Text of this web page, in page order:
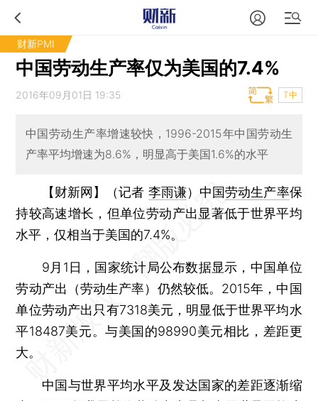
财新PMI
中国劳动生产率仅为美国的7.4%
2016年09月01日 19:35 T中
中国劳动生产率增速较快，1996-2015年中国劳动生
产率平均增速为8.6%，明显高于美国1.6%的水平
【财新网】（记者 李雨谦） 中国劳动生产率保
持较高速增长，但单位劳动产出显著低于世界平均
水平，仅相当于美国的7.4%。
9月1日，国家统计局公布数据显示，中国单位
劳动产出（劳动生产率）仍然较低。2015年，中国
单位劳动产出只有7318美元，明显低于世界平均水
平18487美元。与美国的98990美元相比，差距更
大。
中国与世界平均水平及发达国家的差距逐渐缩